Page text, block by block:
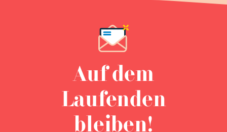
Auf dem
Laufenden
bleiben!